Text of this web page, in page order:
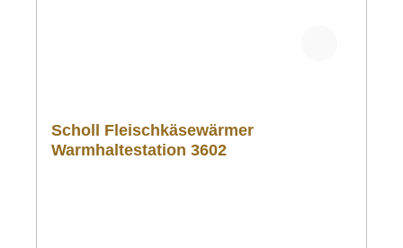
Scholl Fleischkäsewärmer
Warmhaltestation 3602